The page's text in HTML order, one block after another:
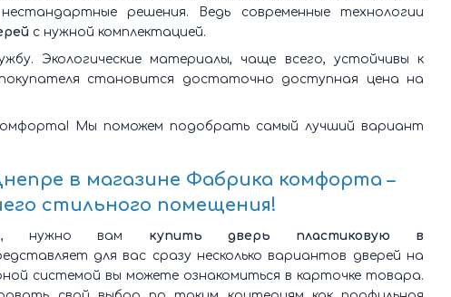
решения. Ведь современные технологии
с нужной комплектацией.
Экологические материалы, чаще всего, устойчивы к
становится достаточно доступная цена на
Мы поможем подобрать самый лучший вариант
в магазине Фабрика комфорта –
стильного помещения!
нужно вам
купить дверь пластиковую в
для вас сразу несколько вариантов дверей на
системой вы можете ознакомиться в карточке товара.